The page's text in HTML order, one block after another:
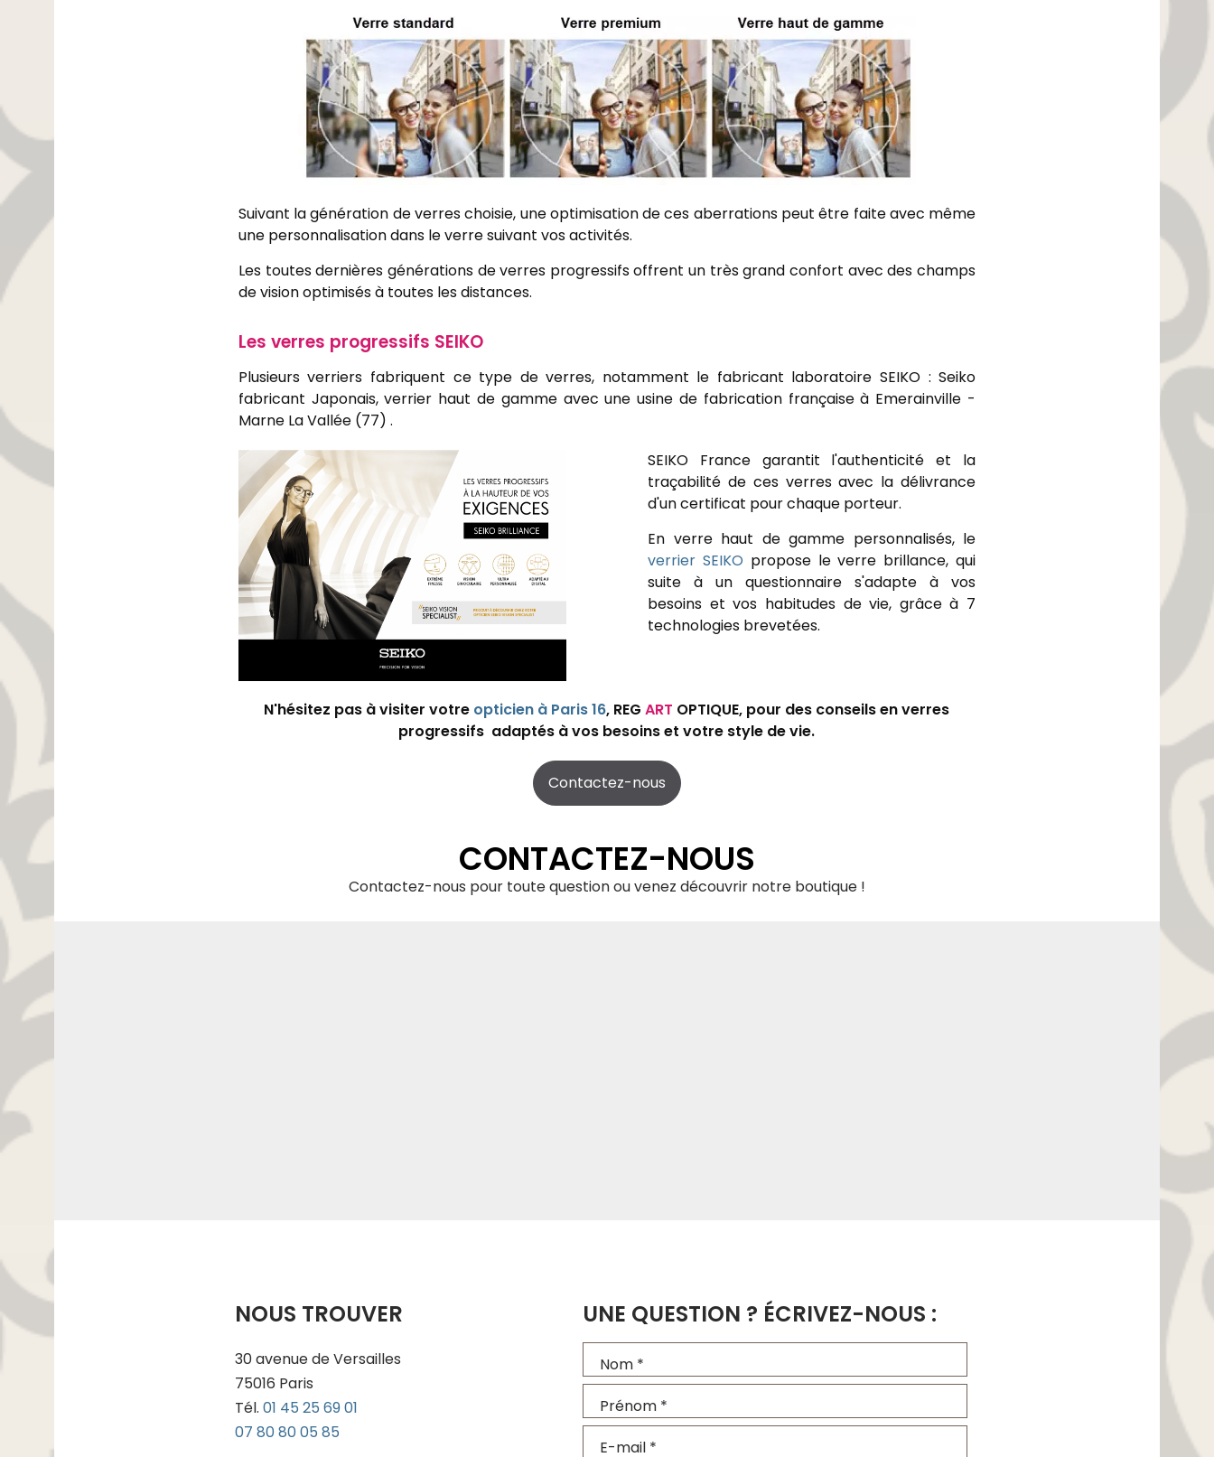
Suivant la génération de verres choisie, une optimisation de ces aberrations peut être faite avec même
une personnalisation dans le verre suivant vos activités.
Les toutes dernières générations de verres progressifs offrent un très grand confort avec des champs
de vision optimisés à toutes les distances.
Les verres progressifs SEIKO
Plusieurs verriers fabriquent ce type de verres, notamment le fabricant laboratoire SEIKO :Seiko
fabricant Japonais, verrier haut de gamme avec une usine de fabrication française à Emerainville -
Marne La Vallée (77) .
SEIKO France garantit l'authenticité et la
traçabilité de ces verres avec la délivrance
d'un certificat pour chaque porteur.
En verre haut de gamme personnalisés, le
verrier SEIKO propose le verre brillance, qui
suite à un questionnaire s'adapte à vos
besoins et vos habitudes de vie, grâce à 7
technologies brevetées.
N'hésitez pas à visiter votre opticien à Paris 16, REGART OPTIQUE, pour des conseils en verres
progressifs adaptés à vos besoins et votre style de vie.
Contactez-nous
CONTACTEZ-NOUS
Contactez-nous pour toute question ou venez découvrir notre boutique !
NOUS TROUVER
30 avenue de Versailles
75016 Paris
Tél.01 45 25 69 01
07 80 80 05 85
UNE QUESTION ? ÉCRIVEZ-NOUS :